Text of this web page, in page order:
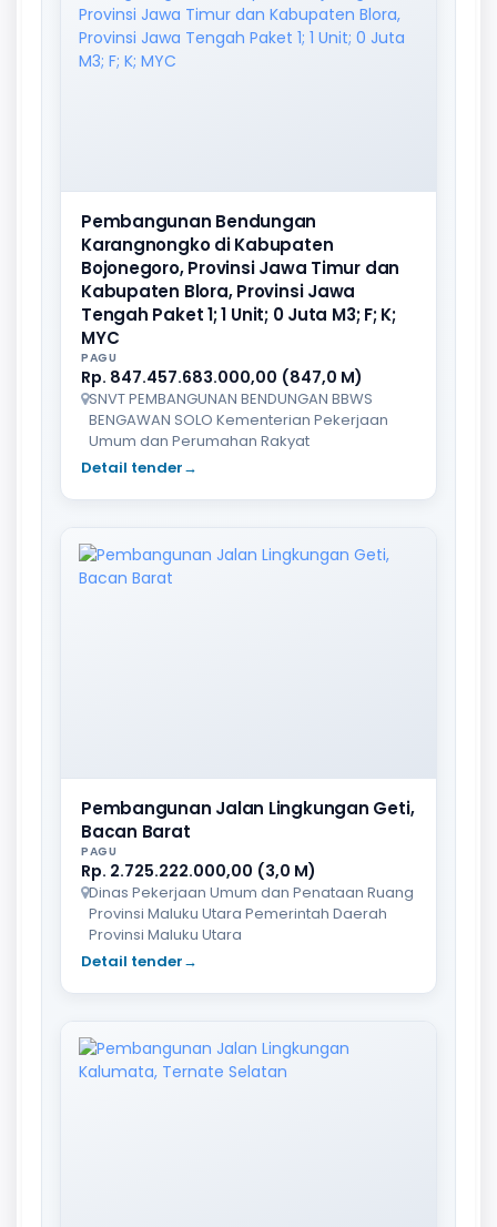
Pembangunan Bendungan
Karangnongko di Kabupaten
Bojonegoro, Provinsi Jawa Timur dan
Kabupaten Blora, Provinsi Jawa
Tengah Paket 1; 1 Unit; 0 Juta M3; F; K;
MYC
PAGU
Rp. 847.457.683.000,00 (847,0 M)
SNVT PEMBANGUNAN BENDUNGAN BBWS
BENGAWAN SOLO Kementerian Pekerjaan
Umum dan Perumahan Rakyat
Detail tender→
Pembangunan Jalan Lingkungan Geti,
Bacan Barat
PAGU
Rp. 2.725.222.000,00 (3,0 M)
Dinas Pekerjaan Umum dan Penataan Ruang
Provinsi Maluku Utara Pemerintah Daerah
Provinsi Maluku Utara
Detail tender→